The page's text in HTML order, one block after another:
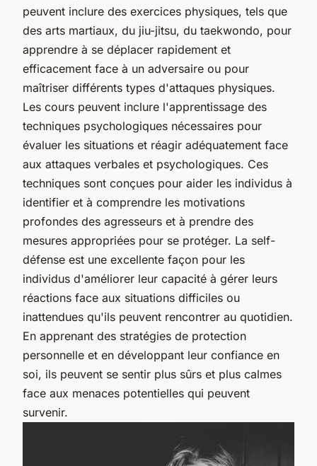
peuvent inclure des exercices physiques, tels que
des arts martiaux, du jiu-jitsu, du taekwondo, pour
apprendre à se déplacer rapidement et
efficacement face à un adversaire ou pour
maîtriser différents types d'attaques physiques.
Les cours peuvent inclure l'apprentissage des
techniques psychologiques nécessaires pour
évaluer les situations et réagir adéquatement face
aux attaques verbales et psychologiques. Ces
techniques sont conçues pour aider les individus à
identifier et à comprendre les motivations
profondes des agresseurs et à prendre des
mesures appropriées pour se protéger. La self-
défense est une excellente façon pour les
individus d'améliorer leur capacité à gérer leurs
réactions face aux situations difficiles ou
inattendues qu'ils peuvent rencontrer au quotidien.
En apprenant des stratégies de protection
personnelle et en développant leur confiance en
soi, ils peuvent se sentir plus sûrs et plus calmes
face aux menaces potentielles qui peuvent
survenir.